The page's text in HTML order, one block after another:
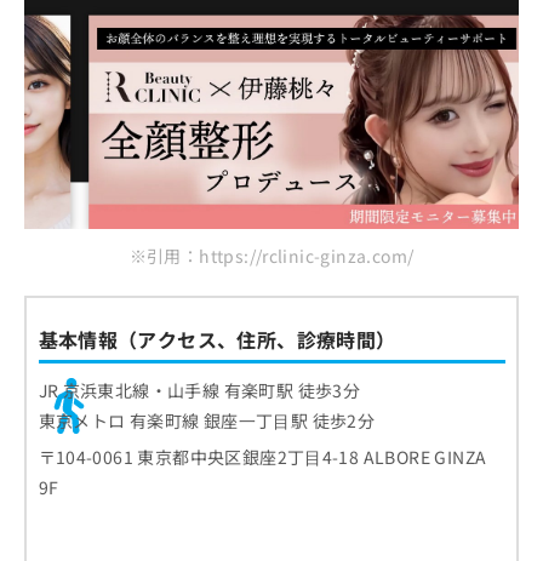
※引用：https://rclinic-ginza.com/
基本情報（アクセス、住所、診療時間）
JR 京浜東北線・山手線 有楽町駅 徒歩3分
東京メトロ 有楽町線 銀座⼀丁⽬駅 徒歩2分
〒104-0061 東京都中央区銀座2丁⽬4-18 ALBORE GINZA
9F